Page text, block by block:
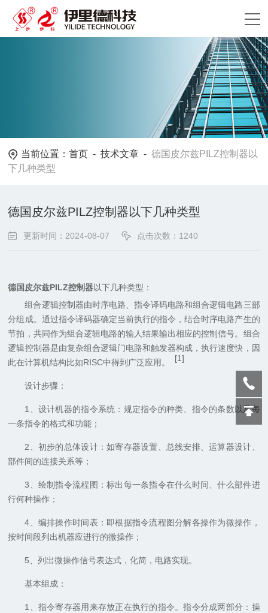
当前位置：首页 -技术文章 -德国皮尔兹PILZ控制器以
下几种类型
德国皮尔兹PILZ控制器以下几种类型
更新时间：2024-08-07 点击次数：1240
德国皮尔兹PILZ控制器以下几种类型：
组合逻辑控制器由时序电路、指令译码电路和组合逻辑电路三部
分组成。通过指令译码器确定当前执行的指令，结合时序电路产生的
节拍，共同作为组合逻辑电路的输人结果输出相应的控制信号。组合
逻辑控制器是由复杂组合逻辑门电路和触发器构成，执行速度快，因
此在计算机结构比如RISC中得到广泛应用。
[1]
设计步骤：
1、设计机器的指令系统：规定指令的种类、指令的条数以及每
一条指令的格式和功能；
2、初步的总体设计：如寄存器设置、总线安排、运算器设计、
部件间的连接关系等；
3、绘制指令流程图：标出每一条指令在什么时间、什么部件进
行何种操作；
4、编排操作时间表：即根据指令流程图分解各操作为微操作，
按时间段列出机器应进行的微操作；
5、列出微操作信号表达式，化简，电路实现。
基本组成：
1、指令寄存器用来存放正在执行的指令。指令分成两部分：操